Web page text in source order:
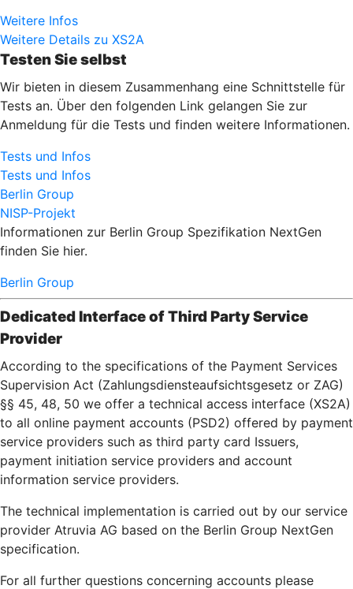
Weitere Infos
Weitere Details zu XS2A
Testen Sie selbst
Wir bieten in diesem Zusammenhang eine Schnittstelle für
Tests an. Über den folgenden Link gelangen Sie zur
Anmeldung für die Tests und finden weitere Informationen.
Tests und Infos
Tests und Infos
Berlin Group
NISP-Projekt
Informationen zur Berlin Group Spezifikation NextGen
finden Sie hier.
Berlin Group
Dedicated Interface of Third Party Service
Provider
According to the specifications of the Payment Services
Supervision Act (Zahlungsdiensteaufsichtsgesetz or ZAG)
§§ 45, 48, 50 we offer a technical access interface (XS2A)
to all online payment accounts (PSD2) offered by payment
service providers such as third party card Issuers,
payment initiation service providers and account
information service providers.
The technical implementation is carried out by our service
provider Atruvia AG based on the Berlin Group NextGen
specification.
For all further questions concerning accounts please